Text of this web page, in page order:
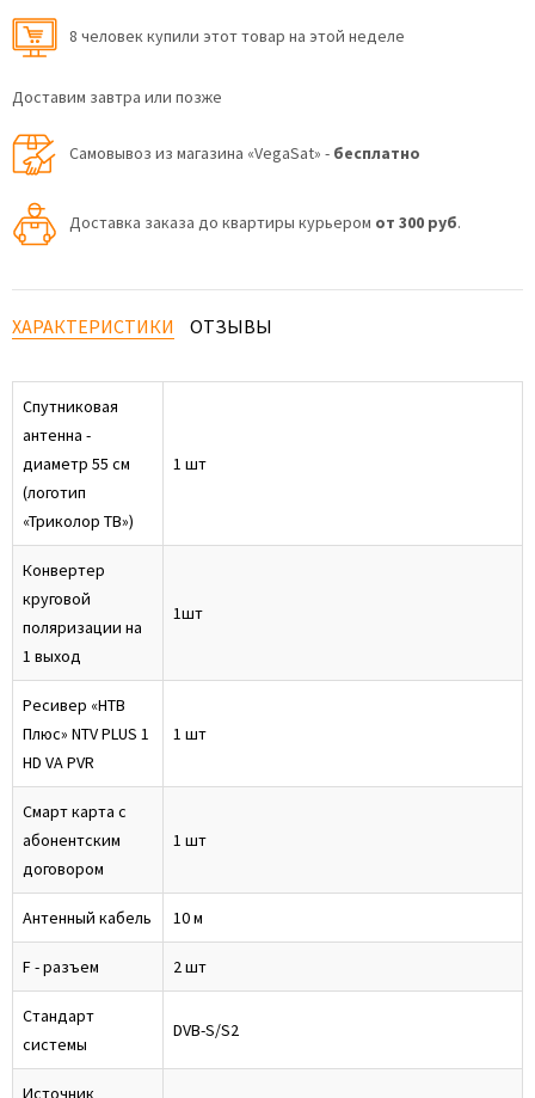
8 человек купили этот товар на этой неделе
Доставим завтра или позже
Самовывоз из магазина «VegaSat» - бесплатно
Доставка заказа до квартиры курьером от 300 руб.
ХАРАКТЕРИСТИКИ ОТЗЫВЫ
Спутниковая
антенна -
диаметр 55 см
(логотип
«Триколор ТВ»)
1 шт
Конвертер
круговой
поляризации на
1 выход
1шт
Ресивер «НТВ
Плюс» NTV PLUS 1
HD VA PVR
1 шт
Смарт карта с
абонентским
договором
1 шт
Антенный кабель 10 м
F - разъем 2 шт
Стандарт
системы
DVB-S/S2
Источник